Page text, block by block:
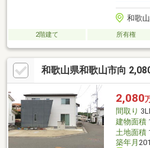
和歌
2階建て 所有権
和歌山県和歌山市向
2,080
間取り
建物面積
土地面積
築年月